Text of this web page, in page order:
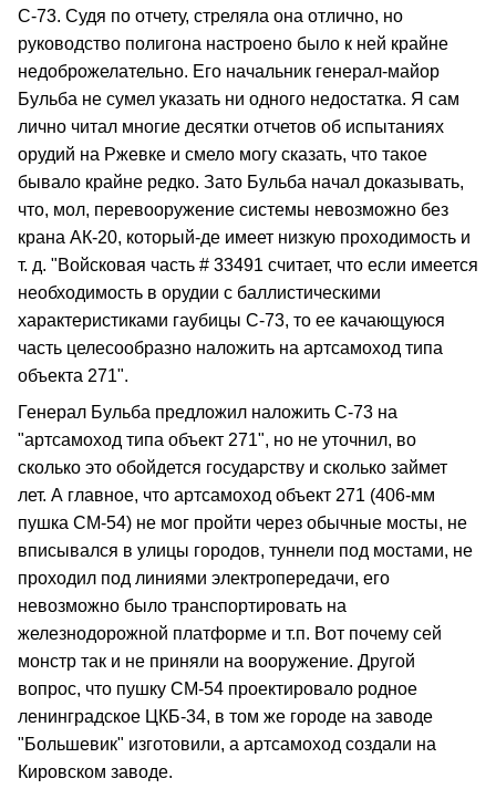
С-73. Судя по отчету, стреляла она отлично, но
руководство полигона настроено было к ней крайне
недоброжелательно. Его начальник генерал-майор
Бульба не сумел указать ни одного недостатка. Я сам
лично читал многие десятки отчетов об испытаниях
орудий на Ржевке и смело могу сказать, что такое
бывало крайне редко. Зато Бульба начал доказывать,
что, мол, перевооружение системы невозможно без
крана АК-20, который-де имеет низкую проходимость и
т. д. "Войсковая часть # 33491 считает, что если имеется
необходимость в орудии с баллистическими
характеристиками гаубицы С-73, то ее качающуюся
часть целесообразно наложить на артсамоход типа
объекта 271".
Генерал Бульба предложил наложить С-73 на
"артсамоход типа объект 271", но не уточнил, во
сколько это обойдется государству и сколько займет
лет. А главное, что артсамоход объект 271 (406-мм
пушка СМ-54) не мог пройти через обычные мосты, не
вписывался в улицы городов, туннели под мостами, не
проходил под линиями электропередачи, его
невозможно было транспортировать на
железнодорожной платформе и т.п. Вот почему сей
монстр так и не приняли на вооружение. Другой
вопрос, что пушку СМ-54 проектировало родное
ленинградское ЦКБ-34, в том же городе на заводе
"Большевик" изготовили, а артсамоход создали на
Кировском заводе.